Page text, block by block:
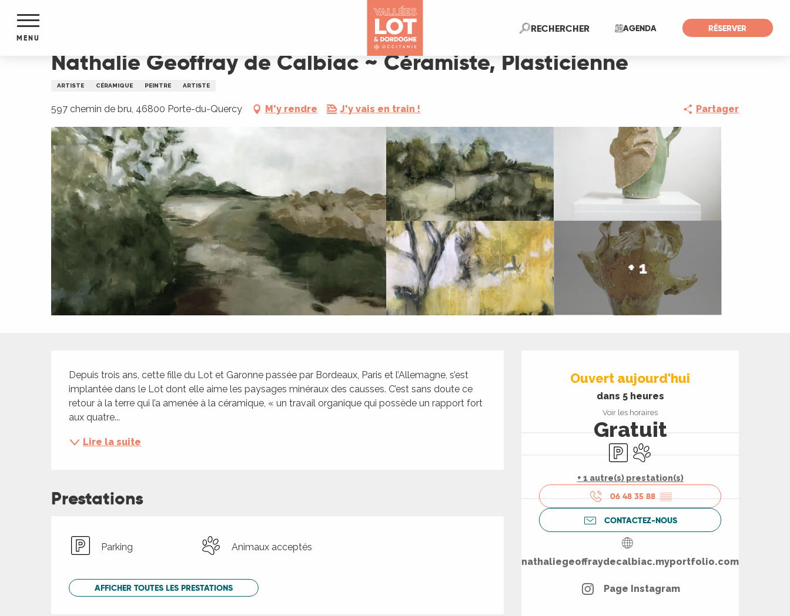
contenu
AGENDA RÉSERVER
RECHERCHERRecherche
MENU
Nathalie Geoffray de Calbiac ~ Céramiste, Plasticienne
ARTISTE CÉRAMIQUE PEINTRE ARTISTE
597 chemin de bru, 46800 Porte-du-Quercy M'y rendre J'y vais en train ! Partager
+ 1
Ouverture et
Ouvert aujourd'hui
dans 5 heures
Voir les horaires
Gratuit
ParkingAnimaux acceptés
+ 1 autre(s) prestation(s)
06 48 35 88 ▒▒
CONTACTEZ-NOUS
nathaliegeoffraydecalbiac.myportfolio.com
Page Instagram
Description
Depuis trois ans, cette fille du Lot et Garonne passée par Bordeaux, Paris et l’Allemagne, s’est
implantée dans le Lot dont elle aime les paysages minéraux des causses. C’est sans doute ce
retour à la terre qui l’a amenée à la céramique, « un travail organique qui possède un rapport fort
aux quatre...
Lire la suite
Prestations
Parking Animaux acceptés
AFFICHER TOUTES LES PRESTATIONS